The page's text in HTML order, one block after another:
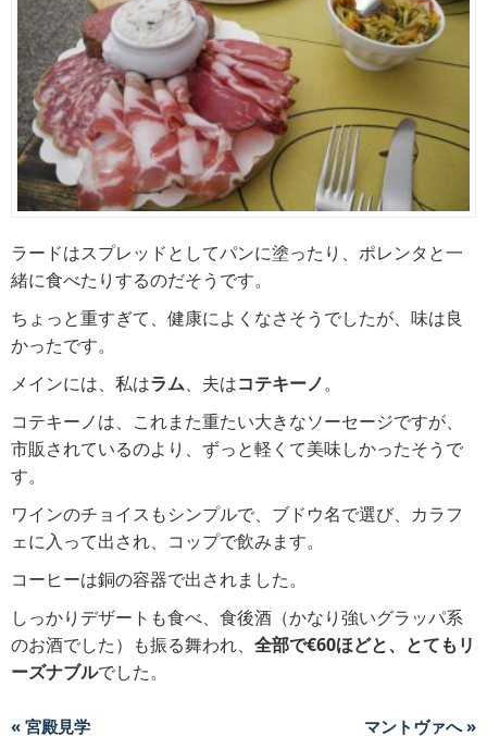
ラードはスプレッドとしてパンに塗ったり、ポレンタと一
緒に食べたりするのだそうです。
ちょっと重すぎて、健康によくなさそうでしたが、味は良
かったです。
メインには、私はラム、夫はコテキーノ。
コテキーノは、これまた重たい大きなソーセージですが、
市販されているのより、ずっと軽くて美味しかったそうで
す。
ワインのチョイスもシンプルで、ブドウ名で選び、カラフ
ェに入って出され、コップで飲みます。
コーヒーは銅の容器で出されました。
しっかりデザートも食べ、食後酒（かなり強いグラッパ系
のお酒でした）も振る舞われ、 全部で€60ほどと、とてもリ
ーズナブルでした。
« 宮殿見学 マントヴァへ »